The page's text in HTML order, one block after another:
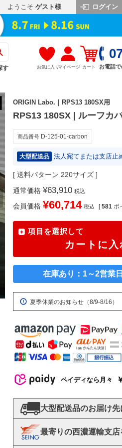
ようこそ ゲスト様 ログイン
す お気に入りマイページ カート お電話
ORIGIN Labo.｜RPS13 180SX用
RPS13 180SX | ルーフカ
商品番号 D-125-01-carbon
大型配送品 法人宛てまたは支店止
送料パターン 220サイズ
通常価格 ¥63,910 税込
会員価格 ¥60,714 税込 [ 581 ポ
項目を選択して
カートに入
在庫あり：1～2営業
夏季休業のお知らせ（8/9-8/16）
ペイディなら月々
大型配送品のお届け先
最寄りの西濃運輸支店